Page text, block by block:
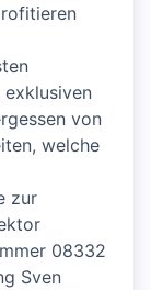
exklusiven
von
welche
zur
08332
Sven